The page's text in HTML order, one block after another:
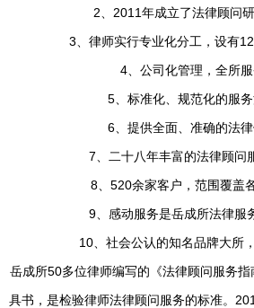
2、2011年成立了法律顾问研
3、律师实行专业化分工，设有12
4、公司化管理，全所服
5、标准化、规范化的服务
6、提供全面、准确的法律
7、二十八年丰富的法律顾问
8、520余家客户，范围覆盖
9、感动服务是岳成所法律服
10、社会公认的知名品牌大所
岳成所50多位律师编写的《法律顾问服务
具书，是检验律师法律顾问服务的标准。